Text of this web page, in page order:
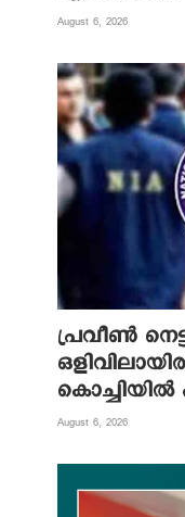
August 6, 2026
പ്രവീൺ
കൊച്ചിയിൽ
August 6, 2026